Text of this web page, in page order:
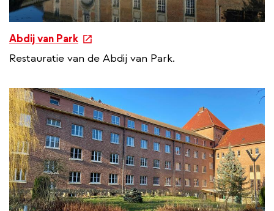
Abdij van Park
e
x
r
n
a
l
l
i
n
k
Restauratie van de Abdij van Park.